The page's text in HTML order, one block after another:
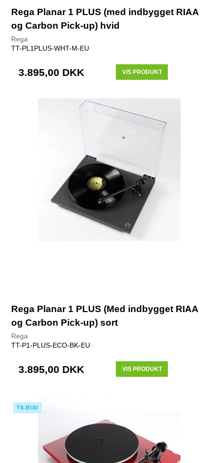
Rega Planar 1 PLUS (med indbygget RIAA
og Carbon Pick-up) hvid
Rega
TT-PL1PLUS-WHT-M-EU
3.895,00 DKK VIS PRODUKT
Rega Planar 1 PLUS (Med indbygget RIAA
og Carbon Pick-up) sort
Rega
TT-P1-PLUS-ECO-BK-EU
3.895,00 DKK VIS PRODUKT
TILBUD